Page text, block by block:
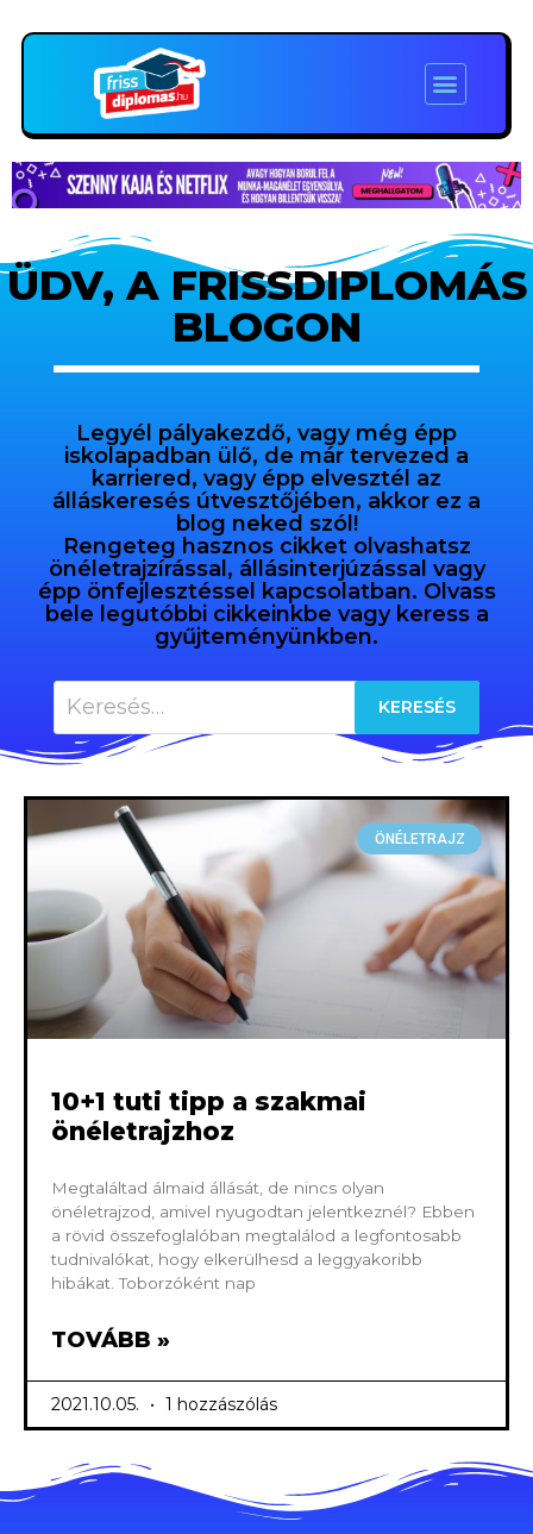
ÜDV, A FRISSDIPLOMÁS
BLOGON
Legyél pályakezdő, vagy még épp
iskolapadban ülő, de már tervezed a
karriered, vagy épp elvesztél az
álláskeresés útvesztőjében, akkor ez a
blog neked szól!
Rengeteg hasznos cikket olvashatsz
önéletrajzírással, állásinterjúzással vagy
épp önfejlesztéssel kapcsolatban. Olvass
bele legutóbbi cikkeinkbe vagy keress a
gyűjteményünkben.
ÖNÉLETRAJZ
10+1 tuti tipp a szakmai
önéletrajzhoz
Megtaláltad álmaid állását, de nincs olyan
önéletrajzod, amivel nyugodtan jelentkeznél? Ebben
a rövid összefoglalóban megtalálod a legfontosabb
tudnivalókat, hogy elkerülhesd a leggyakoribb
hibákat. Toborzóként nap
TOVÁBB »
2021.10.05. 1 hozzászólás